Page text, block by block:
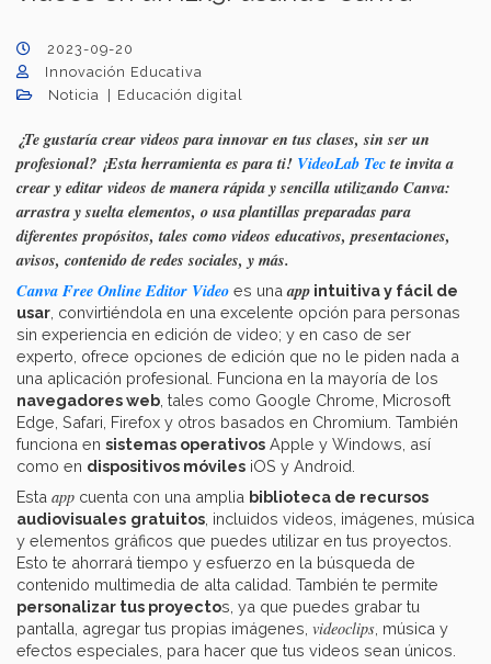
2023-09-20
Innovación Educativa
Noticia
Educación digital
¿Te gustaría crear videos para innovar en tus clases, sin ser un
profesional? ¡Esta herramienta es para ti! VideoLab Tecte invita a
crear y editar videos de manera rápida y sencilla utilizando Canva:
arrastra y suelta elementos, o usa plantillas preparadas para
diferentes propósitos, tales como videos educativos, presentaciones,
avisos, contenido de redes sociales, y más.
Canva Free Online Editor Video es unaapp intuitiva y fácil de
usar , convirtiéndola en una excelente opción para personas
sin experiencia en edición de video; y en caso de ser
experto, ofrece opciones de edición que no le piden nada a
una aplicación profesional. Funciona en la mayoría de los
navegadores web , tales como Google Chrome, Microsoft
Edge, Safari, Firefox y otros basados en Chromium. También
funciona en sistemas operativos Apple y Windows, así
como en dispositivos móviles iOS y Android.
Esta app cuenta con una amplia biblioteca de recursos
audiovisuales gratuitos , incluidos videos, imágenes, música
y elementos gráficos que puedes utilizar en tus proyectos.
Esto te ahorrará tiempo y esfuerzo en la búsqueda de
contenido multimedia de alta calidad. También te permite
personalizar tus proyectos, ya que puedes grabar tu
pantalla, agregar tus propias imágenes, videoclips , música y
efectos especiales, para hacer que tus videos sean únicos.